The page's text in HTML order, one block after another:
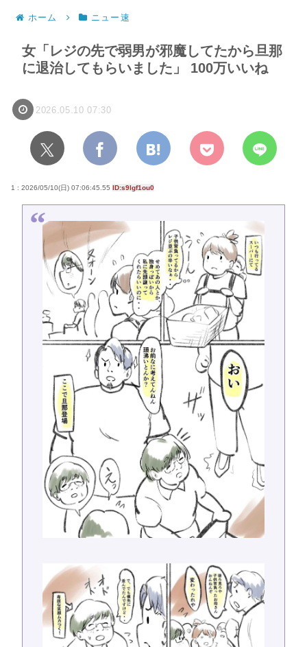
ホーム ニュー速
女「レジの先で弱男が邪魔してたから旦那
に退治してもらいました」 100万いいね
2026.05.10 07:30
1 : 2026/05/10(日) 07:06:45.55 ID:s9lgf1ou0